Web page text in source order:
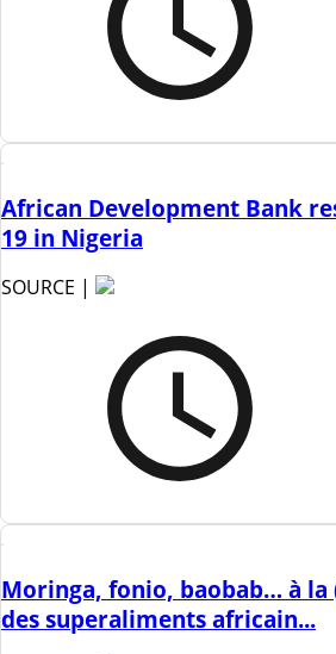
African Development Bank
19 in Nigeria
SOURCE |
Moringa, fonio, baobab… à la
des superaliments africain...